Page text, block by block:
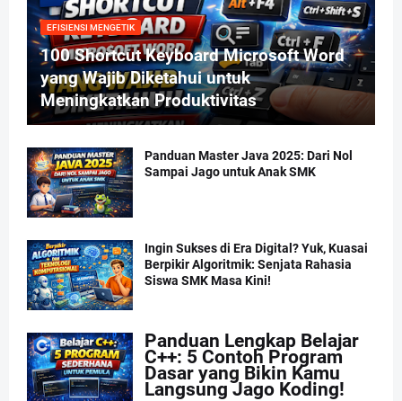
EFISIENSI MENGETIK
100 Shortcut Keyboard Microsoft Word
yang Wajib Diketahui untuk
Meningkatkan Produktivitas
Panduan Master Java 2025: Dari Nol
Sampai Jago untuk Anak SMK
Ingin Sukses di Era Digital? Yuk, Kuasai
Berpikir Algoritmik: Senjata Rahasia
Siswa SMK Masa Kini!
Panduan Lengkap Belajar
C++: 5 Contoh Program
Dasar yang Bikin Kamu
Langsung Jago Koding!